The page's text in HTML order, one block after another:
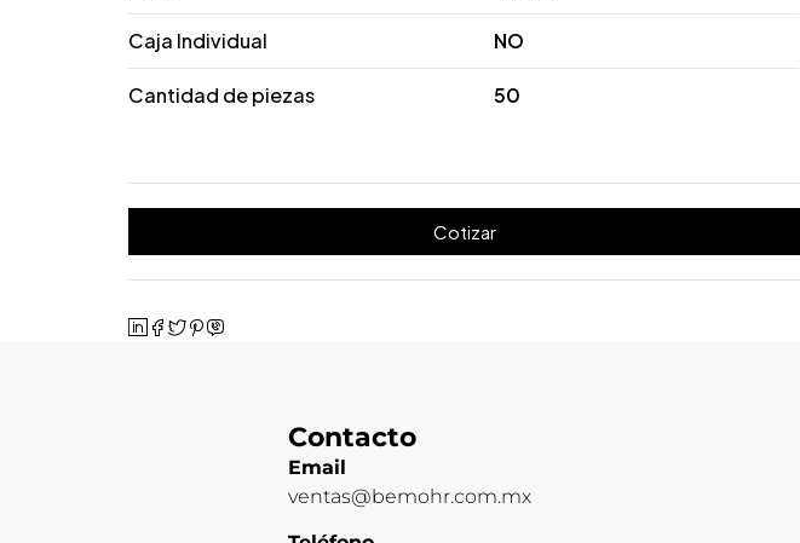
Caja Individual NO
Cantidad de piezas 50
Cotizar
Contacto
Email
ventas@bemohr.com.mx